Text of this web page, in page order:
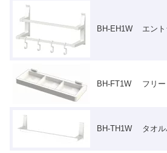
BH-EH1W エン
BH-FT1W フリ
BH-TH1W タオ